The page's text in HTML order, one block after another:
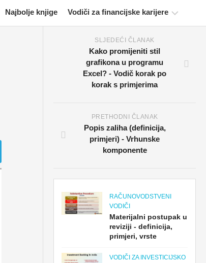
Najbolje knjige Vodiči za financijske karijere
Resursi
financijsko
certificiranje
financijsko
modeliranje
Vodiči
upravljanje
rizikom
SLJEDEĆI ČLANAK
Kako promijeniti stil
grafikona u programu
Excel? - Vodič korak po
korak s primjerima
PRETHODNI ČLANAK
Popis zaliha (definicija,
primjeri) - Vrhunske
komponente
RAČUNOVODSTVENI
VODIČI
Materijalni postupak u
reviziji - definicija,
primjeri, vrste
VODIČI ZA INVESTICIJSKO